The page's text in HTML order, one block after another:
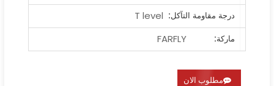
درجة مقاومة التآكل: T level
ماركة:
FARFLY
مطلوب الان